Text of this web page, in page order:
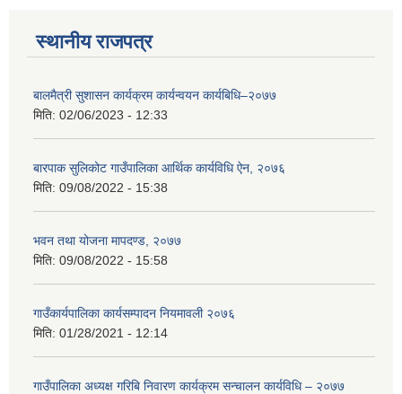
स्थानीय राजपत्र
बालमैत्री सुशासन कार्यक्रम कार्यन्वयन कार्यबिधि–२०७७
मिति: 02/06/2023 - 12:33
बारपाक सुलिकोट गाउँपालिका आर्थिक कार्यविधि ऐन, २०७६
मिति: 09/08/2022 - 15:38
भवन तथा योजना मापदण्ड, २०७७
मिति: 09/08/2022 - 15:58
गाउँकार्यपालिका कार्यसम्पादन नियमावली २०७६
मिति: 01/28/2021 - 12:14
गाउँपालिका अध्यक्ष गरिबि निवारण कार्यक्रम सन्चालन कार्यविधि – २०७७